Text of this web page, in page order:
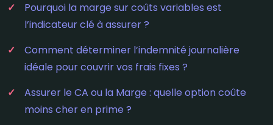
Pourquoi la marge sur coûts variables est
l’indicateur clé à assurer ?
Comment déterminer l’indemnité journalière
idéale pour couvrir vos frais fixes ?
Assurer le CA ou la Marge : quelle option coûte
moins cher en prime ?